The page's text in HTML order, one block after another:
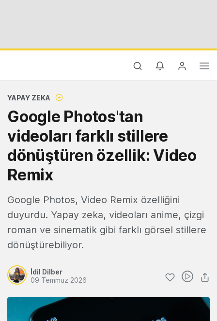
YAPAY ZEKA
Google Photos'tan
videoları farklı stillere
dönüştüren özellik: Video
Remix
Google Photos, Video Remix özelliğini
duyurdu. Yapay zeka, videoları anime, çizgi
roman ve sinematik gibi farklı görsel stillere
dönüştürebiliyor.
İdil Dilber
09 Temmuz 2026